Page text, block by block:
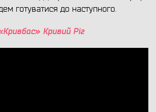
готуватися до наступного.
Кривий Ріг